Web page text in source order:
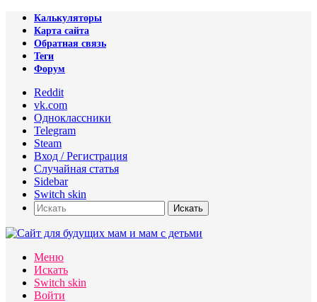
Калькуляторы
Карта сайта
Обратная связь
Теги
Форум
Reddit
vk.com
Одноклассники
Telegram
Steam
Вход / Регистрация
Случайная статья
Sidebar
Switch skin
Искать
Меню
Искать
Switch skin
Войти